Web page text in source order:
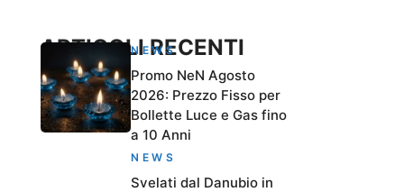
ARTICOLI RECENTI
NEWS
Promo NeN Agosto
2026: Prezzo Fisso per
Bollette Luce e Gas fino
a 10 Anni
NEWS
Svelati dal Danubio in